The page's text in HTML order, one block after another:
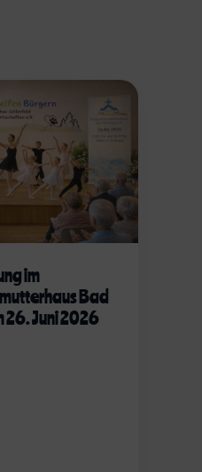
im
Bad
26. Juni 2026